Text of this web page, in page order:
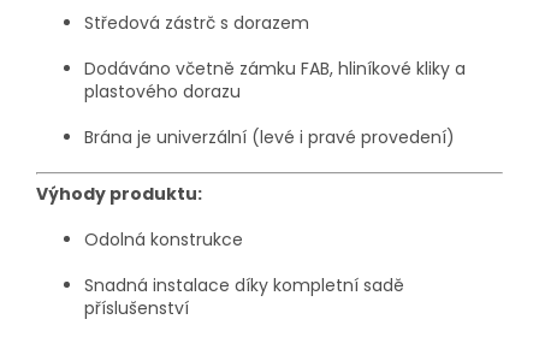
Středová zástrč s dorazem
Dodáváno včetně zámku FAB, hliníkové kliky a
plastového dorazu
Brána je univerzální (levé i pravé provedení)
Výhody produktu:
Odolná konstrukce
Snadná instalace díky kompletní sadě
příslušenství